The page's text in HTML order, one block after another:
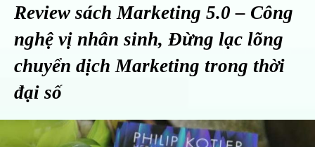
Review sách Marketing 5.0 – Công
nghệ vị nhân sinh, Đừng lạc lõng
chuyển dịch Marketing trong thời
đại số